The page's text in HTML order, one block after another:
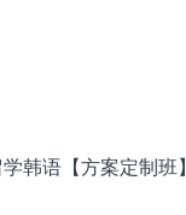
韩语【方案定制班】